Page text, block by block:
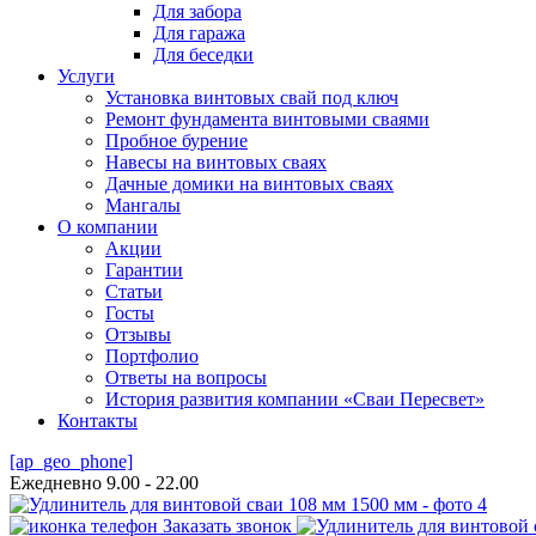
Для забора
Для гаража
Для беседки
Услуги
Установка винтовых свай под ключ
Ремонт фундамента винтовыми сваями
Пробное бурение
Навесы на винтовых сваях
Дачные домики на винтовых сваях
Мангалы
О компании
Акции
Гарантии
Статьи
Госты
Отзывы
Портфолио
Ответы на вопросы
История развития компании «Сваи Пересвет»
Контакты
[ap_geo_phone]
Ежедневно 9.00 - 22.00
Заказать звонок